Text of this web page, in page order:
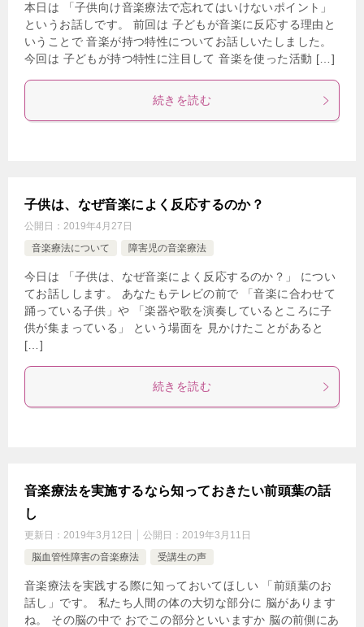
本日は 「子供向け音楽療法で忘れてはいけないポイント」
というお話しです。 前回は 子どもが音楽に反応する理由と
いうことで 音楽が持つ特性についてお話しいたしました。
今回は 子どもが持つ特性に注目して 音楽を使った活動 […]
続きを読む
子供は、なぜ音楽によく反応するのか？
公開日： 2019年4月27日
音楽療法について
障害児の音楽療法
今日は 「子供は、なぜ音楽によく反応するのか？」 につい
てお話しします。 あなたもテレビの前で 「音楽に合わせて
踊っている子供」や 「楽器や歌を演奏しているところに子
供が集まっている」 という場面を 見かけたことがあると
[…]
続きを読む
音楽療法を実施するなら知っておきたい前頭葉の話
し
更新日： 2019年3月12日 公開日： 2019年3月11日
脳血管性障害の音楽療法
受講生の声
音楽療法を実践する際に知っておいてほしい 「前頭葉のお
話し」です。 私たち人間の体の大切な部分に 脳があります
ね。 その脳の中で おでこの部分といいますか 脳の前側にあ